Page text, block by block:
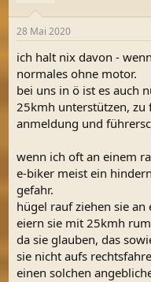
28 Mai 2020
ich halt nix davon -
normales ohne motor.
bei uns in ö ist es auch
25kmh unterstützen, zu
anmeldung und
wenn ich oft an einem
e-biker meist ein
gefahr.
hügel rauf ziehen sie
eiern sie mit 25kmh
da sie glauben, das
sie nicht aufs
einen solchen